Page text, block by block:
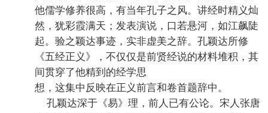
他儒学修养很高，有当年孔子之风。讲经时精义灿
然，犹彩霞满天；发表演说，口若悬河，如江飙陡
起。验之颖达事迹，实非虚美之辞。孔颖达所修
《五经正义》，不仅仅是前贤经说的材料堆积，其
间贯穿了他精到的经学思
想，这集中反映在正义前言和卷首题辞中。
孔颖达深于《易》理，前人已有公论。宋人张唐